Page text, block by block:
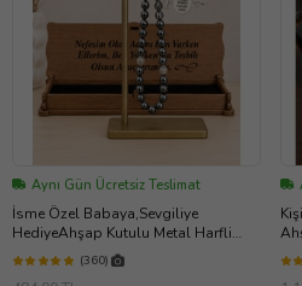
Aynı Gün Ücretsiz Teslimat
İsme Özel Babaya,Sevgiliye
HediyeAhşap Kutulu Metal Harfli
Doğal Hematit Stres Taşı Tesbih (Gri)
(360)